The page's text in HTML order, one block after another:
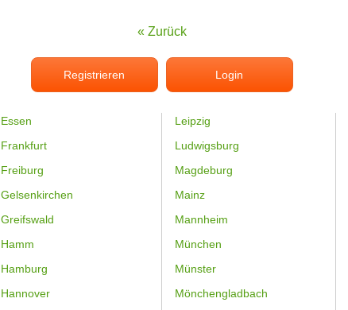
« Zurück
Registrieren Login
Essen
Frankfurt
Freiburg
Gelsenkirchen
Greifswald
Hamm
Hamburg
Hannover
Leipzig
Ludwigsburg
Magdeburg
Mainz
Mannheim
München
Münster
Mönchengladbach